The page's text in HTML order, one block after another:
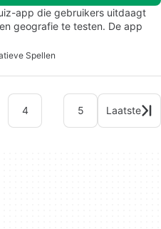
app die gebruikers uitdaagt
geografie te testen. De app
Spellen
4 5 Laatste